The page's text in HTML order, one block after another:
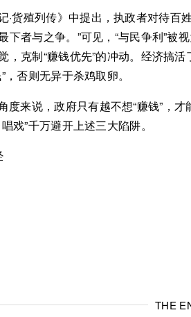
·货殖列传》中提出，执政者对待百
下者与之争。”可见，“与民争利”
，克制“赚钱优先”的冲动。经济搞
，否则无异于杀鸡取卵。
度来说，政府只有越不想“赚钱”，才
戏”千万避开上述三大陷阱。
THE